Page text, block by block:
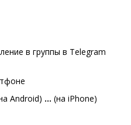
в группы в Telegram
Android) ... (на iPhone)